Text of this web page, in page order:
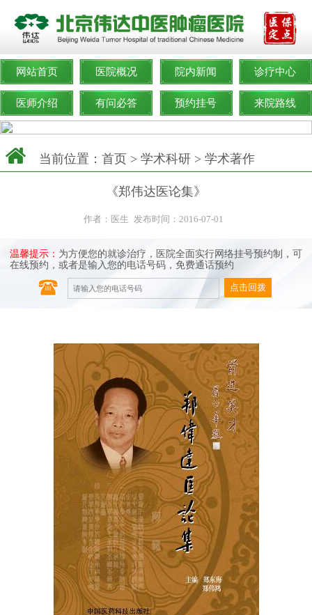
网站首页 医院概况 院内新闻 诊疗中心
医师介绍 有问必答 预约挂号 来院路线
当前位置： 首页 > 学术科研 > 学术著作
《郑伟达医论集》
作者：医生 发布时间：2016-07-01
温馨提示： 为方便您的就诊治疗，医院全面实行网络挂号预约制，可
在线预约，或者是输入您的电话号码，免费通话预约
点击回拨